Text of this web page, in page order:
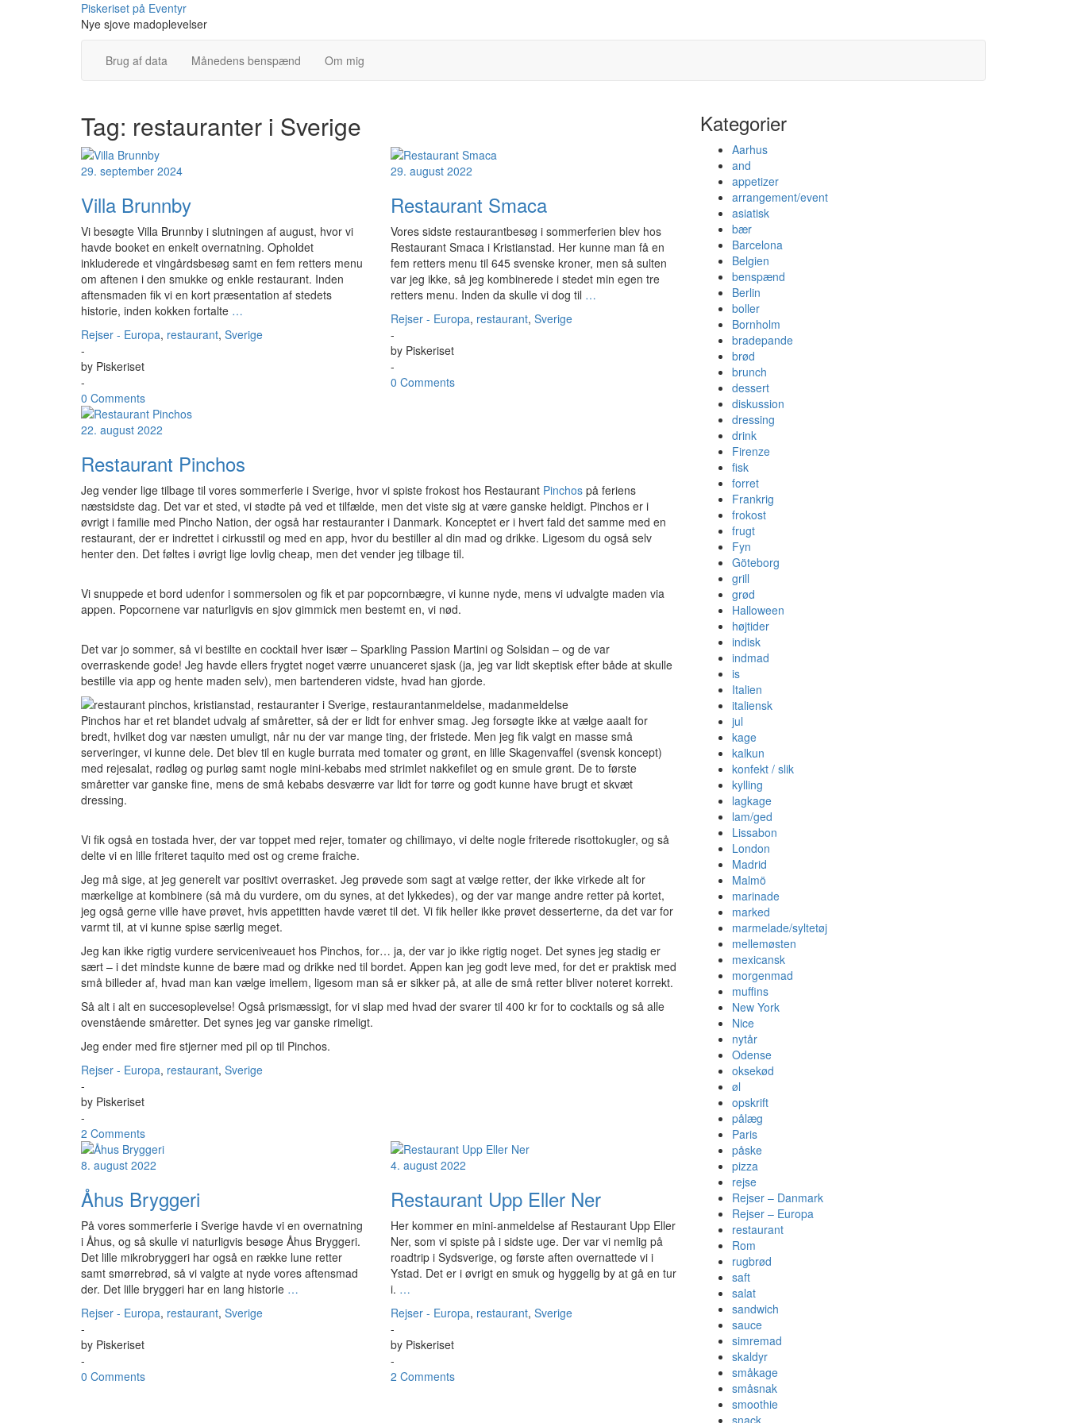
Piskeriset på Eventyr
Nye sjove madoplevelser
Brug af data Månedens benspænd Om mig
Tag: restauranter i Sverige
29. september 2024
Villa Brunnby
Vi besøgte Villa Brunnby i slutningen af august, hvor vi
havde booket en enkelt overnatning. Opholdet
inkluderede et vingårdsbesøg samt en fem retters menu
om aftenen i den smukke og enkle restaurant. Inden
aftensmaden fik vi en kort præsentation af stedets
historie, inden kokken fortalte …
Rejser - Europa, restaurant, Sverige
-
by Piskeriset
-
0 Comments
29. august 2022
Restaurant Smaca
Vores sidste restaurantbesøg i sommerferien blev hos
Restaurant Smaca i Kristianstad. Her kunne man få en
fem retters menu til 645 svenske kroner, men så sulten
var jeg ikke, så jeg kombinerede i stedet min egen tre
retters menu. Inden da skulle vi dog til …
Rejser - Europa, restaurant, Sverige
-
by Piskeriset
-
0 Comments
22. august 2022
Restaurant Pinchos
Jeg vender lige tilbage til vores sommerferie i Sverige, hvor vi spiste frokost hos Restaurant Pinchos på feriens
næstsidste dag. Det var et sted, vi stødte på ved et tilfælde, men det viste sig at være ganske heldigt. Pinchos er i
øvrigt i familie med Pincho Nation, der også har restauranter i Danmark. Konceptet er i hvert fald det samme med en
restaurant, der er indrettet i cirkusstil og med en app, hvor du bestiller al din mad og drikke. Ligesom du også selv
henter den. Det føltes i øvrigt lige lovlig cheap, men det vender jeg tilbage til.
Vi snuppede et bord udenfor i sommersolen og fik et par popcornbægre, vi kunne nyde, mens vi udvalgte maden via
appen. Popcornene var naturligvis en sjov gimmick men bestemt en, vi nød.
Det var jo sommer, så vi bestilte en cocktail hver især – Sparkling Passion Martini og Solsidan – og de var
overraskende gode! Jeg havde ellers frygtet noget værre unuanceret sjask (ja, jeg var lidt skeptisk efter både at skulle
bestille via app og hente maden selv), men bartenderen vidste, hvad han gjorde.
Pinchos har et ret blandet udvalg af småretter, så der er lidt for enhver smag. Jeg forsøgte ikke at vælge aaalt for
bredt, hvilket dog var næsten umuligt, når nu der var mange ting, der fristede. Men jeg fik valgt en masse små
serveringer, vi kunne dele. Det blev til en kugle burrata med tomater og grønt, en lille Skagenvaffel (svensk koncept)
med rejesalat, rødløg og purløg samt nogle mini-kebabs med strimlet nakkefilet og en smule grønt. De to første
småretter var ganske fine, mens de små kebabs desværre var lidt for tørre og godt kunne have brugt et skvæt
dressing.
Vi fik også en tostada hver, der var toppet med rejer, tomater og chilimayo, vi delte nogle friterede risottokugler, og så
delte vi en lille friteret taquito med ost og creme fraiche.
Jeg må sige, at jeg generelt var positivt overrasket. Jeg prøvede som sagt at vælge retter, der ikke virkede alt for
mærkelige at kombinere (så må du vurdere, om du synes, at det lykkedes), og der var mange andre retter på kortet,
jeg også gerne ville have prøvet, hvis appetitten havde været til det. Vi fik heller ikke prøvet desserterne, da det var for
varmt til, at vi kunne spise særlig meget.
Jeg kan ikke rigtig vurdere serviceniveauet hos Pinchos, for… ja, der var jo ikke rigtig noget. Det synes jeg stadig er
sært – i det mindste kunne de bære mad og drikke ned til bordet. Appen kan jeg godt leve med, for det er praktisk med
små billeder af, hvad man kan vælge imellem, ligesom man så er sikker på, at alle de små retter bliver noteret korrekt.
Så alt i alt en succesoplevelse! Også prismæssigt, for vi slap med hvad der svarer til 400 kr for to cocktails og så alle
ovenstående småretter. Det synes jeg var ganske rimeligt.
Jeg ender med fire stjerner med pil op til Pinchos.
Rejser - Europa, restaurant, Sverige
-
by Piskeriset
-
2 Comments
8. august 2022
Åhus Bryggeri
På vores sommerferie i Sverige havde vi en overnatning
i Åhus, og så skulle vi naturligvis besøge Åhus Bryggeri.
Det lille mikrobryggeri har også en række lune retter
samt smørrebrød, så vi valgte at nyde vores aftensmad
der. Det lille bryggeri har en lang historie …
Rejser - Europa, restaurant, Sverige
-
by Piskeriset
-
0 Comments
4. august 2022
Restaurant Upp Eller Ner
Her kommer en mini-anmeldelse af Restaurant Upp Eller
Ner, som vi spiste på i sidste uge. Der var vi nemlig på
roadtrip i Sydsverige, og første aften overnattede vi i
Ystad. Det er i øvrigt en smuk og hyggelig by at gå en tur
i. …
Rejser - Europa, restaurant, Sverige
-
by Piskeriset
-
2 Comments
Kategorier
Aarhus
and
appetizer
arrangement/event
asiatisk
bær
Barcelona
Belgien
benspænd
Berlin
boller
Bornholm
bradepande
brød
brunch
dessert
diskussion
dressing
drink
Firenze
fisk
forret
Frankrig
frokost
frugt
Fyn
Göteborg
grill
grød
Halloween
højtider
indisk
indmad
is
Italien
italiensk
jul
kage
kalkun
konfekt / slik
kylling
lagkage
lam/ged
Lissabon
London
Madrid
Malmö
marinade
marked
marmelade/syltetøj
mellemøsten
mexicansk
morgenmad
muffins
New York
Nice
nytår
Odense
oksekød
øl
opskrift
pålæg
Paris
påske
pizza
rejse
Rejser – Danmark
Rejser – Europa
restaurant
Rom
rugbrød
saft
salat
sandwich
sauce
simremad
skaldyr
småkage
småsnak
smoothie
snack